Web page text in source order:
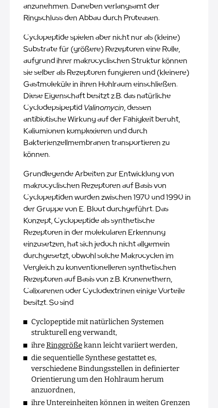
anzunehmen. Daneben verlangsamt der
Ringschluss den Abbau durch Proteasen.
Cyclopeptide spielen aber nicht nur als (kleine)
Substrate für (größere) Rezeptoren eine Rolle,
aufgrund ihrer makrocyclischen Struktur können
sie selber als Rezeptoren fungieren und (kleinere)
Gastmoleküle in ihren Hohlraum einschließen.
Diese Eigenschaft besitzt z.B. das natürliche
CyclodepsipeptidValinomycin, dessen
antibiotische Wirkung auf der Fähigkeit beruht,
Kaliumionen komplexieren und durch
Bakterienzellmembranen transportieren zu
können.
Grundlegende Arbeiten zur Entwicklung von
makrocyclischen Rezeptoren auf Basis von
Cyclopeptiden wurden zwischen 1970 und 1990 in
der Gruppe von E. Blout durchgeführt. Das
Konzept, Cyclopeptide als synthetische
Rezeptoren in der molekularen Erkennung
einzusetzen, hat sich jedoch nicht allgemein
durchgesetzt, obwohl solche Makrocyclen im
Vergleich zu konventionelleren synthetischen
Rezeptoren auf Basis von z.B. Kronenethern,
Calixarenen oder Cyclodextrinen einige Vorteile
besitzt. So sind
Cyclopeptide mit natürlichen Systemen
strukturell eng verwandt,
ihreRinggrößekann leicht variiert werden,
die sequentielle Synthese gestattet es,
verschiedene Bindungsstellen in definierter
Orientierung um den Hohlraum herum
anzuordnen,
ihre Untereinheiten können in weiten Grenzen